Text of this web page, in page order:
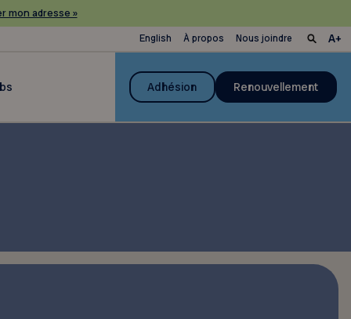
mon adresse »
English À propos Nous joindre
Adhésion Renouvellement